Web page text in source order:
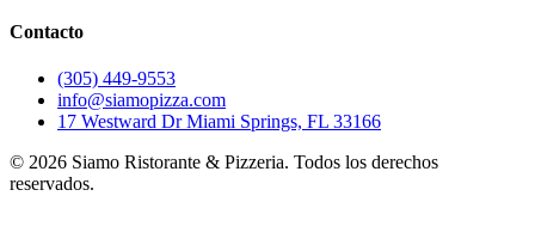
Contacto
(305) 449-9553
info@siamopizza.com
17 Westward Dr Miami Springs, FL 33166
© 2026 Siamo Ristorante & Pizzeria. Todos los derechos
reservados.